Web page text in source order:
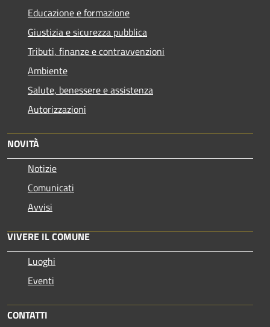
Educazione e formazione
Giustizia e sicurezza pubblica
Tributi, finanze e contravvenzioni
Ambiente
Salute, benessere e assistenza
Autorizzazioni
NOVITÀ
Notizie
Comunicati
Avvisi
VIVERE IL COMUNE
Luoghi
Eventi
CONTATTI